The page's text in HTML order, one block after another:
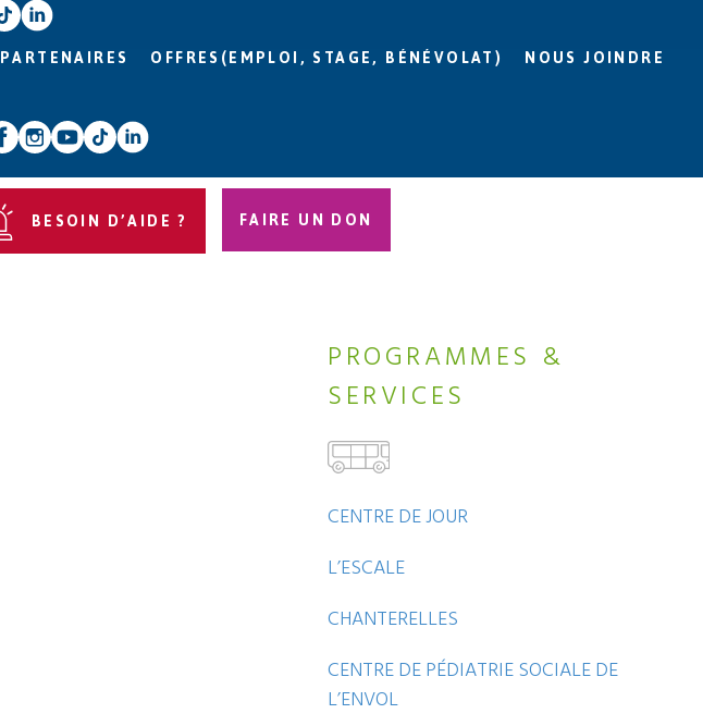
PARTENAIRES OFFRES(EMPLOI, STAGE, BÉNÉVOLAT) NOUS JOINDRE
BESOIN D’AIDE ? FAIRE UN DON
PROGRAMMES &
SERVICES
CENTRE DE JOUR
L’ESCALE
CHANTERELLES
CENTRE DE PÉDIATRIE SOCIALE DE
L’ENVOL